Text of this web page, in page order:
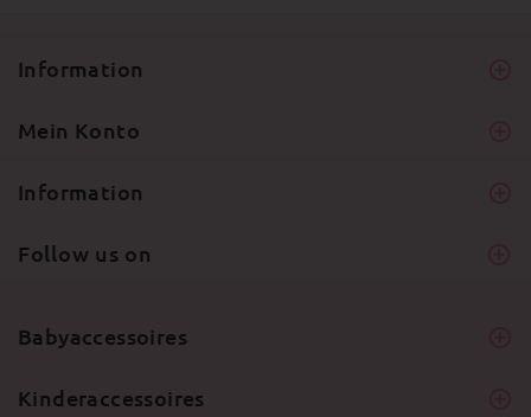
Information
Mein Konto
Information
Follow us on
Babyaccessoires
Kinderaccessoires